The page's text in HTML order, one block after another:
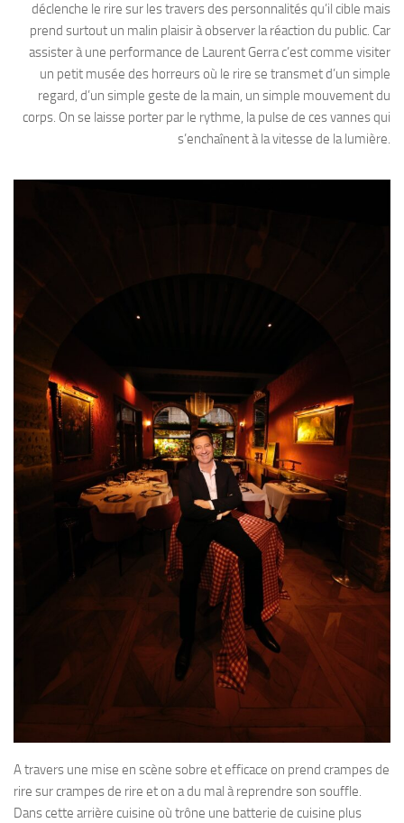
déclenche le rire sur les travers des personnalités qu’il cible mais
prend surtout un malin plaisir à observer la réaction du public. Car
assister à une performance de Laurent Gerra c’est comme visiter
un petit musée des horreurs où le rire se transmet d’un simple
regard, d’un simple geste de la main, un simple mouvement du
corps. On se laisse porter par le rythme, la pulse de ces vannes qui
s’enchaînent à la vitesse de la lumière.
A travers une mise en scène sobre et efficace on prend crampes de
rire sur crampes de rire et on a du mal à reprendre son souffle.
Dans cette arrière cuisine où trône une batterie de cuisine plus